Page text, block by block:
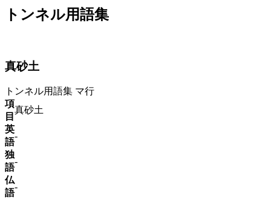
トンネル用語集
真砂土
トンネル用語集 マ行
項
目
真砂土
英
語
-
独
語
-
仏
語
-